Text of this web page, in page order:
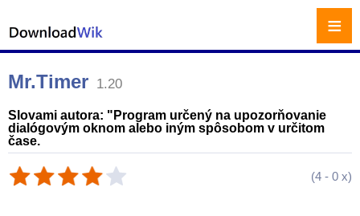
Mr.Timer 1.20
Slovami autora: "Program určený na upozorňovanie
dialógovým oknom alebo iným spôsobom v určitom
čase.
(4 - 0 x)
≡